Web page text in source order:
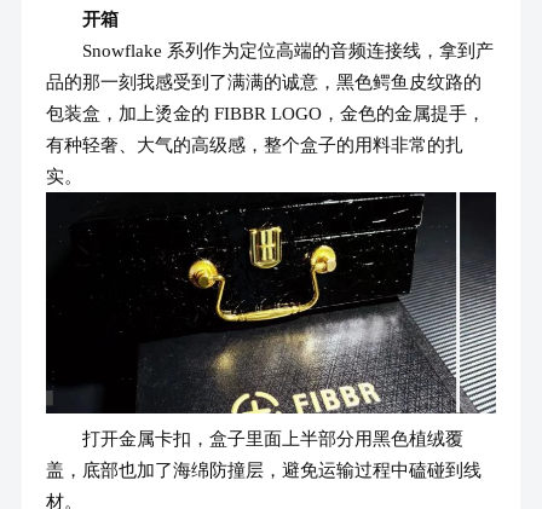
开箱
Snowflake 系列作为定位高端的音频连接线，拿到产
品的那一刻我感受到了满满的诚意，黑色鳄鱼皮纹路的
包装盒，加上烫金的 FIBBR LOGO，金色的金属提手，
有种轻奢、大气的高级感，整个盒子的用料非常的扎
实。
打开金属卡扣，盒子里面上半部分用黑色植绒覆
盖，底部也加了海绵防撞层，避免运输过程中磕碰到线
材。